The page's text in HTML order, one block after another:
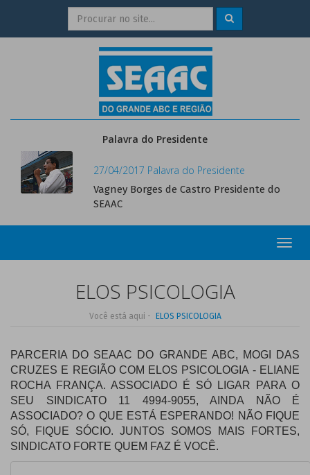
Palavra do Presidente
27/04/2017 Palavra do Presidente
Vagney Borges de Castro Presidente do
SEAAC
ELOS PSICOLOGIA
Você está aqui - ELOS PSICOLOGIA
PARCERIA DO SEAAC DO GRANDE ABC, MOGI DAS
CRUZES E REGIÃO COM ELOS PSICOLOGIA - ELIANE
ROCHA FRANÇA. ASSOCIADO É SÓ LIGAR PARA O
SEU SINDICATO 11 4994-9055, AINDA NÃO É
ASSOCIADO? O QUE ESTÁ ESPERANDO! NÃO FIQUE
SÓ, FIQUE SÓCIO. JUNTOS SOMOS MAIS FORTES,
SINDICATO FORTE QUEM FAZ É VOCÊ.